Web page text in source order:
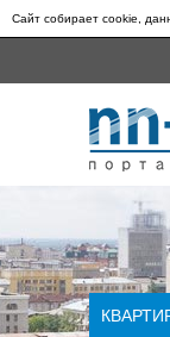
Сайт собирает cookie,